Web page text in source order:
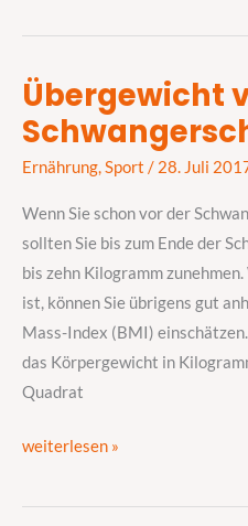
Übergewicht
Ernährung,Sport / 28. Juli
Wenn Sie schon vor der
sollten Sie bis zum Ende der
bis zehn Kilogramm
ist, können Sie übrigens gut
Mass-Index (BMI)
das Körpergewicht in
Quadrat
Übergewicht
vor
Schwangerschaft
weiterlesen »